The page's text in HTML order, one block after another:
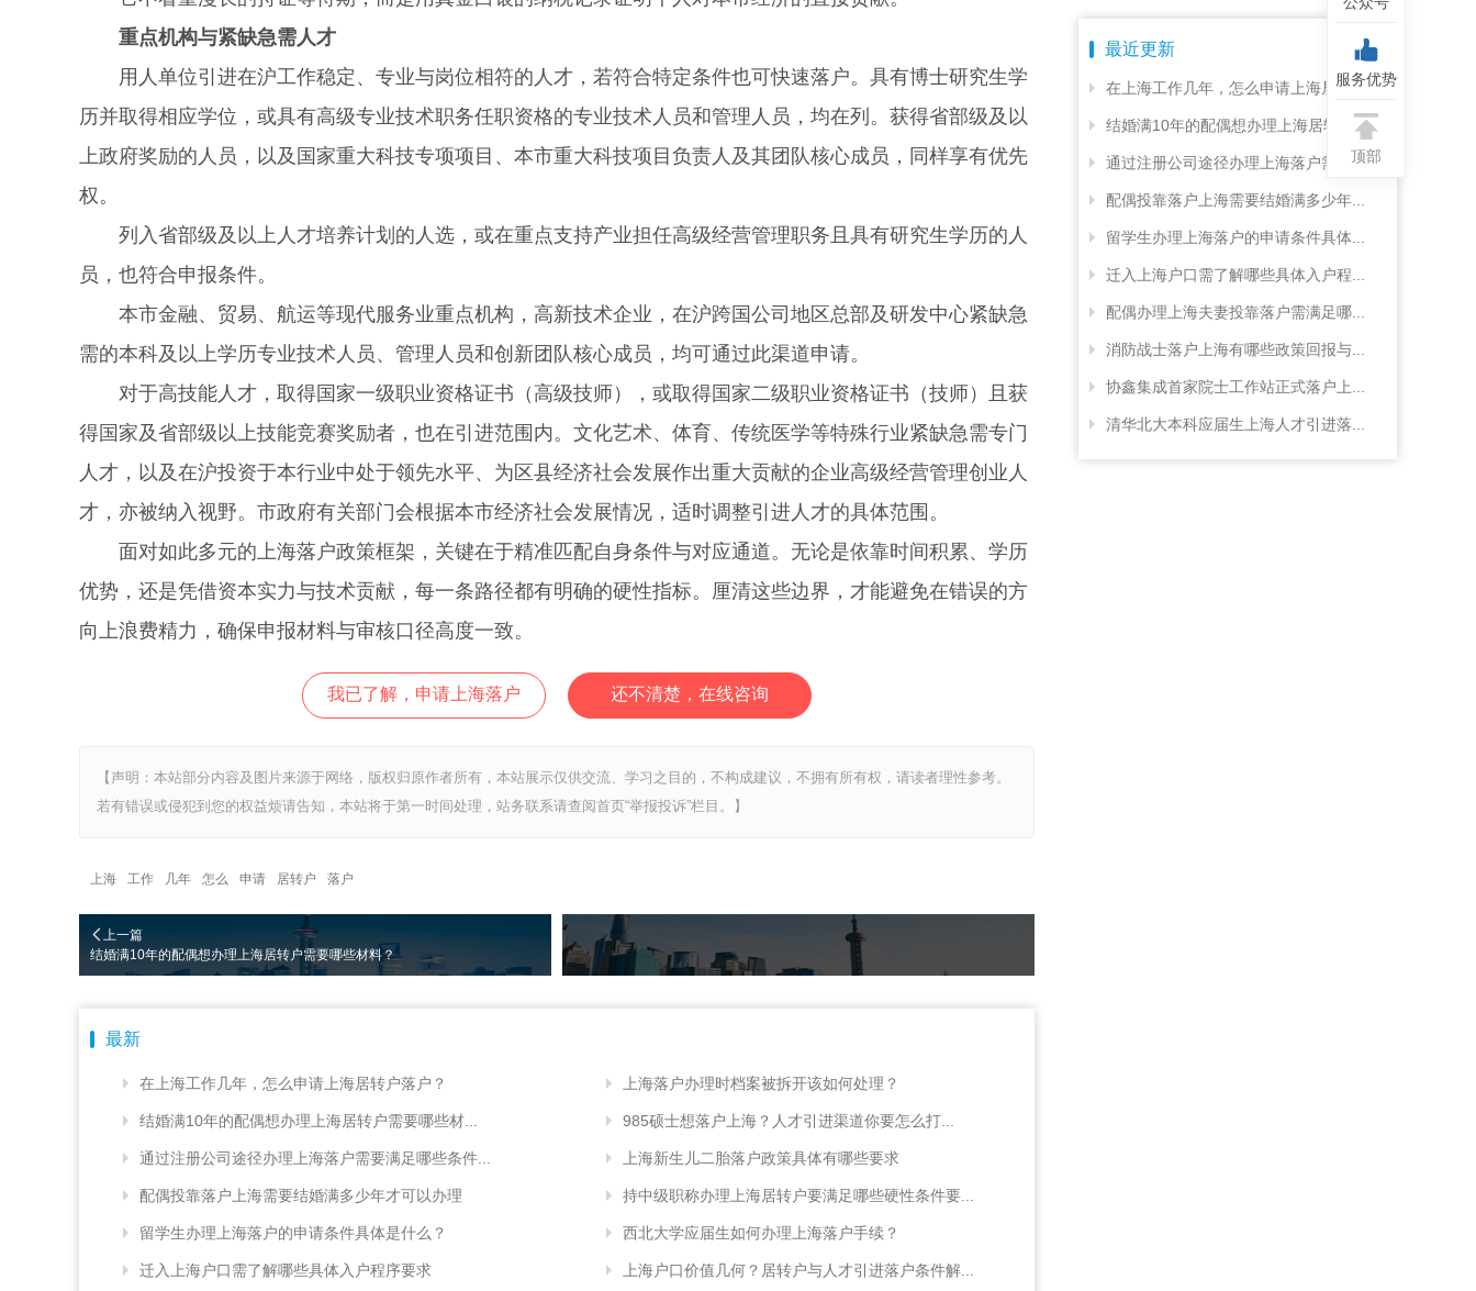
重点机构与紧缺急需人才
用人单位引进在沪工作稳定、专业与岗位相符的人才，若符合特定条件也可快速落户。具有博士研究生学
历并取得相应学位，或具有高级专业技术职务任职资格的专业技术人员和管理人员，均在列。获得省部级及以
上政府奖励的人员，以及国家重大科技专项项目、本市重大科技项目负责人及其团队核心成员，同样享有优先
权。
列入省部级及以上人才培养计划的人选，或在重点支持产业担任高级经营管理职务且具有研究生学历的人
员，也符合申报条件。
本市金融、贸易、航运等现代服务业重点机构，高新技术企业，在沪跨国公司地区总部及研发中心紧缺急
需的本科及以上学历专业技术人员、管理人员和创新团队核心成员，均可通过此渠道申请。
对于高技能人才，取得国家一级职业资格证书（高级技师），或取得国家二级职业资格证书（技师）且获
得国家及省部级以上技能竞赛奖励者，也在引进范围内。文化艺术、体育、传统医学等特殊行业紧缺急需专门
人才，以及在沪投资于本行业中处于领先水平、为区县经济社会发展作出重大贡献的企业高级经营管理创业人
才，亦被纳入视野。市政府有关部门会根据本市经济社会发展情况，适时调整引进人才的具体范围。
面对如此多元的上海落户政策框架，关键在于精准匹配自身条件与对应通道。无论是依靠时间积累、学历
优势，还是凭借资本实力与技术贡献，每一条路径都有明确的硬性指标。厘清这些边界，才能避免在错误的方
向上浪费精力，确保申报材料与审核口径高度一致。
我已了解，申请上海落户 还不清楚，在线咨询
【声明：本站部分内容及图片来源于网络，版权归原作者所有，本站展示仅供交流、学习之目的，不构成建议，不拥有所有权，请读者理性参考。
若有错误或侵犯到您的权益烦请告知，本站将于第一时间处理，站务联系请查阅首页“举报投诉”栏目。】
上海 工作 几年 怎么 申请 居转户 落户
上一篇
结婚满10年的配偶想办理上海居转户需要哪些材料？
最新
在上海工作几年，怎么申请上海居转户落户？
结婚满10年的配偶想办理上海居转户需要哪些材...
通过注册公司途径办理上海落户需要满足哪些条件...
配偶投靠落户上海需要结婚满多少年才可以办理
留学生办理上海落户的申请条件具体是什么？
迁入上海户口需了解哪些具体入户程序要求
上海落户办理时档案被拆开该如何处理？
985硕士想落户上海？人才引进渠道你要怎么打...
上海新生儿二胎落户政策具体有哪些要求
持中级职称办理上海居转户要满足哪些硬性条件要...
西北大学应届生如何办理上海落户手续？
上海户口价值几何？居转户与人才引进落户条件解...
最近更新
在上海工作几年，怎么申请上海居转...
结婚满10年的配偶想办理上海居转...
通过注册公司途径办理上海落户需要...
配偶投靠落户上海需要结婚满多少年...
留学生办理上海落户的申请条件具体...
迁入上海户口需了解哪些具体入户程...
配偶办理上海夫妻投靠落户需满足哪...
消防战士落户上海有哪些政策回报与...
协鑫集成首家院士工作站正式落户上...
清华北大本科应届生上海人才引进落...
服务优势
顶部